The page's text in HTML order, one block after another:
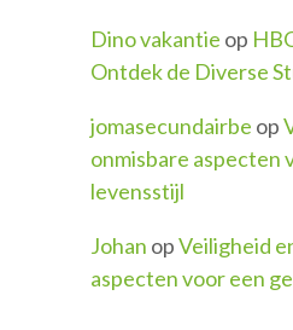
Dino vakantie op
Ontdek de Diverse
jomasecundairbe op
onmisbare aspecten
levensstijl
Johan opVeiligheid
aspecten voor een